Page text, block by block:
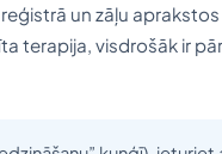
un zāļu
terapija, visdrošāk ir